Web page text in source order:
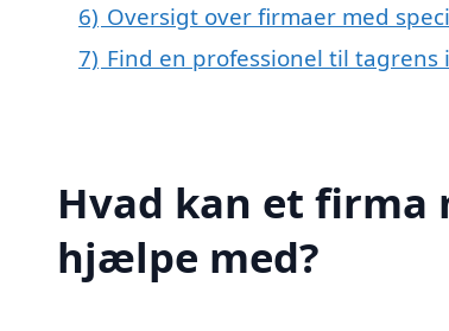
6) Oversigt over firmaer med
7) Find en professionel til
Hvad kan et firma
hjælpe med?